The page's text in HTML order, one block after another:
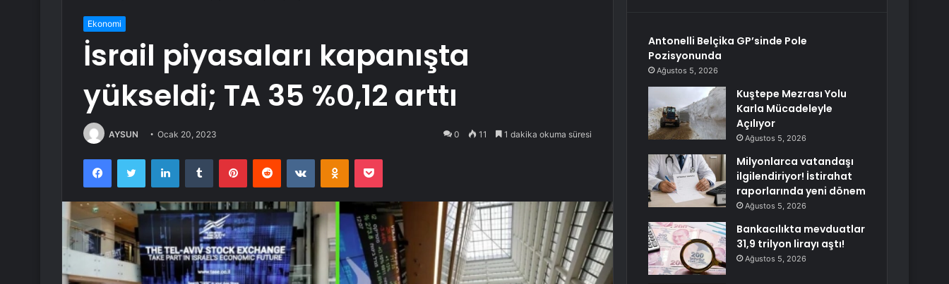
Ekonomi
İsrail piyasaları kapanışta
yükseldi; TA 35 %0,12 arttı
AYSUN Ocak 20, 2023 0 11 1 dakika okuma süresi
FacebookTwitter LinkedInTumblr PinterestReddit VKontakteOdnoklassniki
Pocket
Antonelli Belçika GP’sinde Pole
Pozisyonunda
Ağustos 5, 2026
Kuştepe Mezrası Yolu
Karla Mücadeleyle
Açılıyor
Ağustos 5, 2026
Milyonlarca vatandaşı
ilgilendiriyor! İstirahat
raporlarında yeni dönem
Ağustos 5, 2026
Bankacılıkta mevduatlar
31,9 trilyon lirayı aştı!
Ağustos 5, 2026